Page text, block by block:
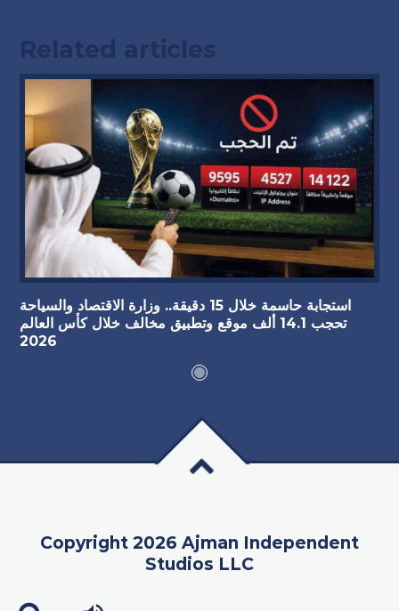
Related articles
استجابة حاسمة خلال 15 دقيقة.. وزارة الاقتصاد والسياحة
تحجب 14.1 ألف موقع وتطبيق مخالف خلال كأس العالم
2026
Copyright 2026 Ajman Independent
Studios LLC